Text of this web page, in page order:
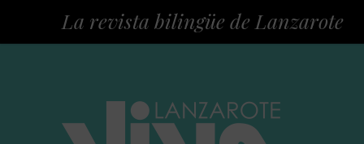
La revista bilingüe de Lanzarote